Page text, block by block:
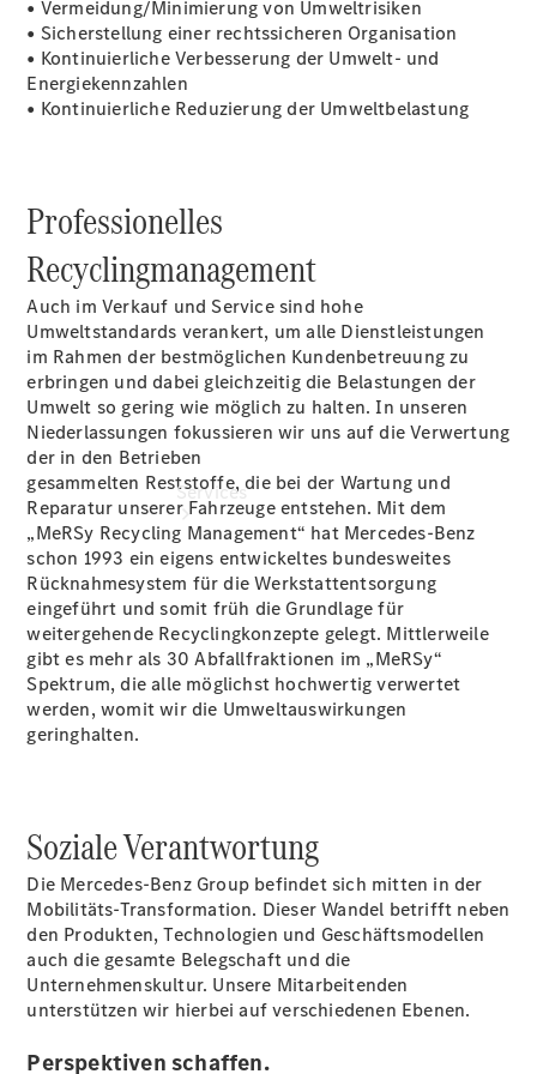
Gebrauchtwagensuche
Junge
Sterne
Junge
Sterne -
Online
Store
Services
Übersicht
Serviceangebote
Pannen- &
Schadenhilfe
Reparatur &
Werkstatt
Rückrufe &
Umrüstungen
Warnung: Betrug
beim
Service für
• Vermeidung/Minimierung von Umweltrisiken
• Sicherstellung einer rechtssicheren Organisation
• Kontinuierliche Verbesserung der Umwelt- und
Energiekennzahlen
• Kontinuierliche Reduzierung der Umweltbelastung
Professionelles
Recyclingmanagement
Auch im Verkauf und Service sind hohe
Umweltstandards verankert, um alle Dienstleistungen
im Rahmen der bestmöglichen Kundenbetreuung zu
erbringen und dabei gleichzeitig die Belastungen der
Umwelt so gering wie möglich zu halten. In unseren
Niederlassungen fokussieren wir uns auf die Verwertung
der in den Betrieben
gesammelten Reststoffe, die bei der Wartung und
Reparatur unserer Fahrzeuge entstehen. Mit dem
„MeRSy Recycling Management“ hat Mercedes-Benz
schon 1993 ein eigens entwickeltes bundesweites
Rücknahmesystem für die Werkstattentsorgung
eingeführt und somit früh die Grundlage für
weitergehende Recyclingkonzepte gelegt. Mittlerweile
gibt es mehr als 30 Abfallfraktionen im „MeRSy“
Spektrum, die alle möglichst hochwertig verwertet
werden, womit wir die Umweltauswirkungen
geringhalten.
Soziale Verantwortung
Die Mercedes-Benz Group befindet sich mitten in der
Mobilitäts-Transformation. Dieser Wandel betrifft neben
den Produkten, Technologien und Geschäftsmodellen
auch die gesamte Belegschaft und die
Unternehmenskultur. Unsere Mitarbeitenden
unterstützen wir hierbei auf verschiedenen Ebenen.
Perspektiven schaffen.